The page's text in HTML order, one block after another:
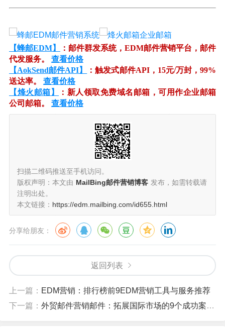
【蜂邮EDM】
：邮件群发系统，EDM邮件营销平台，邮件
代发服务。 查看价格
【AokSend邮件API】
：触发式邮件API，15元/万封，99%
送达率。 查看价格
【烽火邮箱】
：新人领取免费域名邮箱，可用作企业邮箱
公司邮箱。 查看价格
扫描二维码推送至手机访问。
版权声明：本文由 MailBing邮件营销博客 发布，如需转载请
注明出处。
本文链接： https://edm.mailbing.com/id655.html
分享给朋友：
返回列表
上一篇： EDM营销：排行榜前9EDM营销工具与服务推荐
下一篇： 外贸邮件营销邮件：拓展国际市场的9个成功案例分析